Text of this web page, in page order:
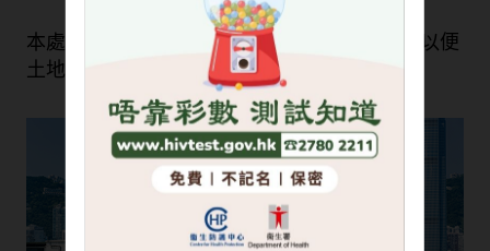
本處旨在維持一套快捷有效的土地註冊制度，以便
土地交易有秩序地進行